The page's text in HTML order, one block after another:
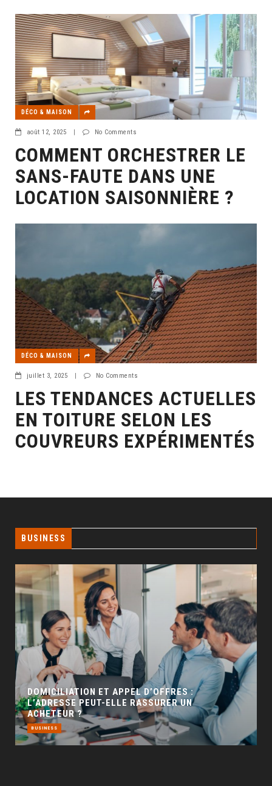
DÉCO & MAISON
août 12, 2025 | No Comments
COMMENT ORCHESTRER LE
SANS-FAUTE DANS UNE
LOCATION SAISONNIÈRE ?
DÉCO & MAISON
juillet 3, 2025 | No Comments
LES TENDANCES ACTUELLES
EN TOITURE SELON LES
COUVREURS EXPÉRIMENTÉS
BUSINESS
GÉO SEO : UN LEVIER INCONTOURNABLE POUR
LA VISIBILITÉ LOCALE
BUSINESS